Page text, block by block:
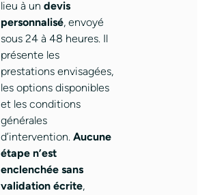
lieu à un devis
personnalisé, envoyé
sous 24 à 48 heures. Il
présente les
prestations envisagées,
les options disponibles
et les conditions
générales
d’intervention. Aucune
étape n’est
enclenchée sans
validation écrite,